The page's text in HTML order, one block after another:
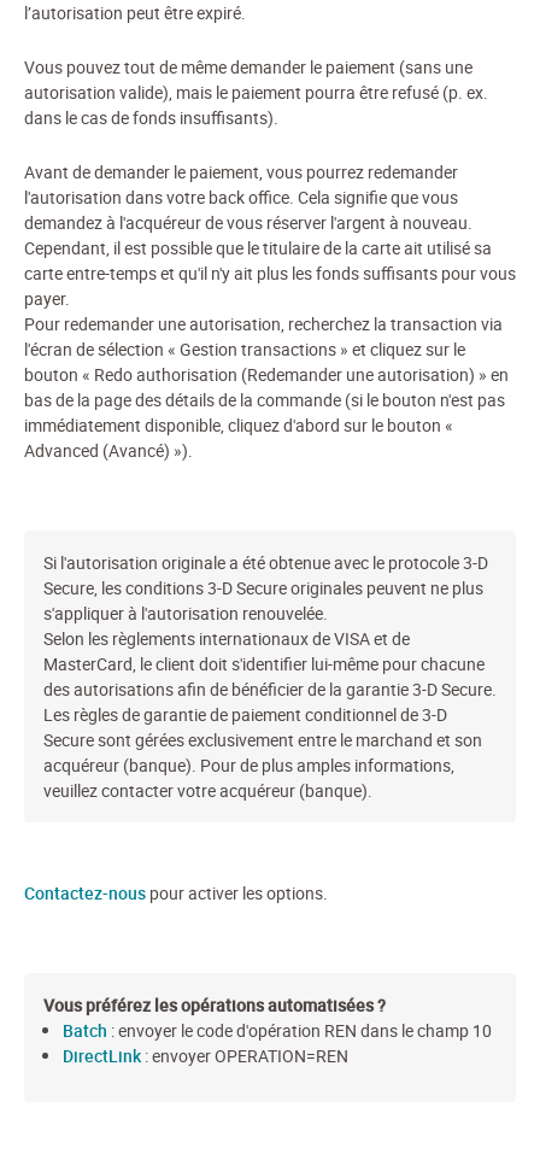
l’autorisation peut être expiré.
Vous pouvez tout de même demander le paiement (sans une
autorisation valide), mais le paiement pourra être refusé (p. ex.
dans le cas de fonds insuffisants).
Avant de demander le paiement, vous pourrez redemander
l'autorisation dans votre back office. Cela signifie que vous
demandez à l'acquéreur de vous réserver l'argent à nouveau.
Cependant, il est possible que le titulaire de la carte ait utilisé sa
carte entre-temps et qu'il n'y ait plus les fonds suffisants pour vous
payer.
Pour redemander une autorisation, recherchez la transaction via
l'écran de sélection « Gestion transactions » et cliquez sur le
bouton « Redo authorisation (Redemander une autorisation) » en
bas de la page des détails de la commande (si le bouton n'est pas
immédiatement disponible, cliquez d'abord sur le bouton «
Advanced (Avancé) »).
Si l'autorisation originale a été obtenue avec le protocole 3-D
Secure, les conditions 3-D Secure originales peuvent ne plus
s'appliquer à l'autorisation renouvelée.
Selon les règlements internationaux de VISA et de
MasterCard, le client doit s'identifier lui-même pour chacune
des autorisations afin de bénéficier de la garantie 3-D Secure.
Les règles de garantie de paiement conditionnel de 3-D
Secure sont gérées exclusivement entre le marchand et son
acquéreur (banque). Pour de plus amples informations,
veuillez contacter votre acquéreur (banque).
Contactez-nous pour activer les options.
Vous préférez les opérations automatisées ?
Batch : envoyer le code d'opération REN dans le champ 10
DirectLink: envoyer OPERATION=REN